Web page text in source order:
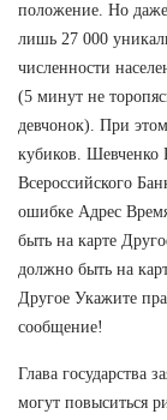
положение. Но
лишь 27 000
численности
(5 минут не
девчонок). При
кубиков. Шевченко
Всероссийского
ошибке Адрес
быть на карте
должно быть на
Другое Укажите
сообщение!
Глава государства
могут повыситься